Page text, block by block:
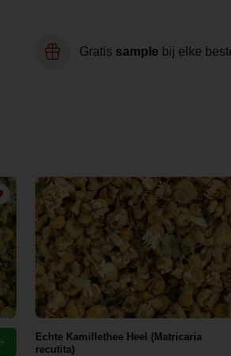
Gratis sample bij elke
Echte Kamillethee Heel (Matricaria
recutita)